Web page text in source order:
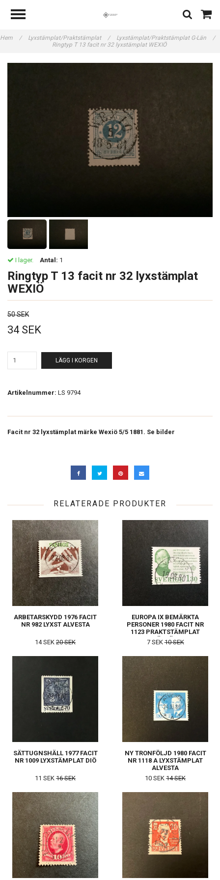
Hem / Lyxstämplat/Praktstämplat / Lyxstämplat/Praktstämplat G-Län
/
Ringtyp T 13 facit nr 32 lyxstämplat WEXIÖ
I lager. Antal: 1
Ringtyp T 13 facit nr 32 lyxstämplat
WEXIÖ
50 SEK
34 SEK
LÄGG I KORGEN
Artikelnummer: LS 9794
Facit nr 32 lyxstämplat märke Wexiö 5/5 1881. Se bilder
RELATERADE PRODUKTER
ARBETARSKYDD 1976 FACIT
NR 982 LYXST ALVESTA
14 SEK 20 SEK
EUROPA IX BEMÄRKTA
PERSONER 1980 FACIT NR
1123 PRAKTSTÄMPLAT
VÄXJÖ 3
7 SEK10 SEK
SÄTTUGNSHÄLL 1977 FACIT
NR 1009 LYXSTÄMPLAT DIÖ
11 SEK 16 SEK
NY TRONFÖLJD 1980 FACIT
NR 1118 A LYXSTÄMPLAT
ALVESTA
10 SEK 14 SEK